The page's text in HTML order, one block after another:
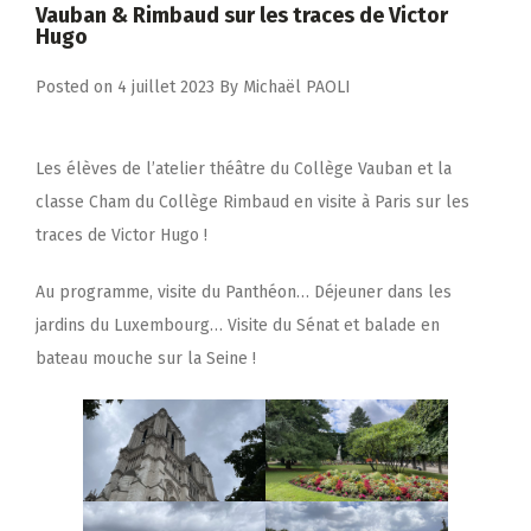
Vauban & Rimbaud sur les traces de Victor
Hugo
Posted on 4 juillet 2023 By Michaël PAOLI
Les élèves de l’atelier théâtre du Collège Vauban et la
classe Cham du Collège Rimbaud en visite à Paris sur les
traces de Victor Hugo !
Au programme, visite du Panthéon… Déjeuner dans les
jardins du Luxembourg… Visite du Sénat et balade en
bateau mouche sur la Seine !